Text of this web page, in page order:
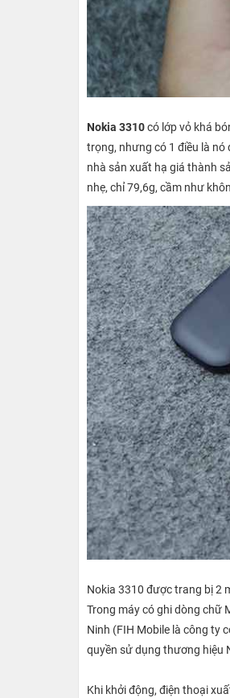
Nokia 3310có lớp vỏ khá
trọng, nhưng có 1 điều là
nhà sản xuất hạ giá thành
nhẹ, chỉ 79,6g, cầm như
Nokia 3310 được trang bị 2
Trong máy có ghi dòng chữ
Ninh (FIH Mobile là công ty
quyền sử dụng thương hiệu
Khi khởi động, điện thoại